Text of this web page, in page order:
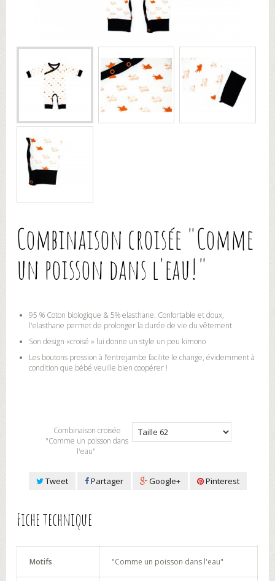
Combinaison croisée "Comme
un poisson dans l'eau!"
95 % Coton biologique & 5% elasthane. Confortable et doux,
l'elasthane permet de prolonger la durée de vie du vêtement
Son design «croisé » lui donne un style un peu kimono
Les boutons pression à l’entrejambe facilite le change, évidemment à
condition que bébé veuille bien coopérer !
Combinaison croisée
"Comme un poisson dans
l'eau"
Tweet Partager Google+ Pinterest
Fiche technique
Motifs "Comme un poisson dans l'eau"